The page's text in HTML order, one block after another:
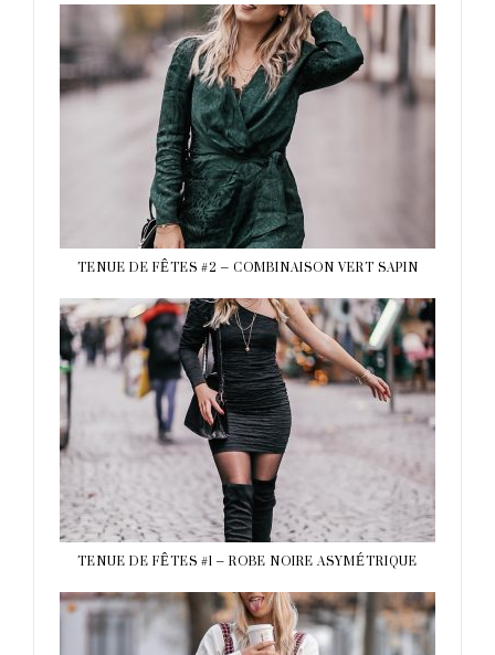
TENUE DE FÊTES #2 – COMBINAISON VERT SAPIN
TENUE DE FÊTES #1 – ROBE NOIRE ASYMÉTRIQUE